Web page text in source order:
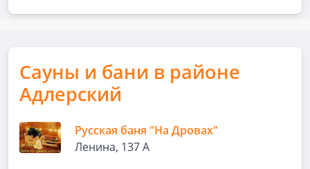
Сауны и бани в районе
Адлерский
Русская баня "На Дровах"
Ленина, 137 А